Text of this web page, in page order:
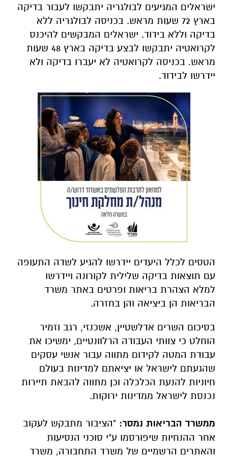
ישראלים המגיעים לבולגריה יתבקשו לעבור בדיקה
בארץ 72 שעות מראש. בכניסה לבולגריה ללא
בדיקה וללא בידוד. ישראלים המבקשים להיכנס
לקרואטיה יתבקשו לבצע בדיקה בארץ 48 שעות
מראש. בכניסה לקרואטיה לא יעברו בדיקה ולא
יידרשו לבידוד.
הטסים לכלל היעדים יידרשו להגיע לשדה התעופה
עם תוצאות בדיקה שלילית לקורונה ויידרשו
למלא הצהרת בריאות ופרטים באתר משרד
הבריאות הן ביציאה והן בחזרה.
בסיכום השרים אדלשטיין, אשכנזי, רגב וזמיר
הוחלט כי צוותי העבודה הרלוונטיים, ימשיכו את
עבודת המטה לקידום מתווה עבור אנשי עסקים
שהגעתם לישראל או יציאתם למדינות בעולם
חיוניות להנעת הכלכלה וכן מתווה להבאת תיירות
נכנסת לישראל ממדינות ירוקות.
ממשרד הבריאות נמסר: "הציבור מתבקש לעקוב
אחר ההנחיות שיפורסמו ע"י סוכני הנסיעות
והאתרים הרשמיים של משרד התחבורה, משרד